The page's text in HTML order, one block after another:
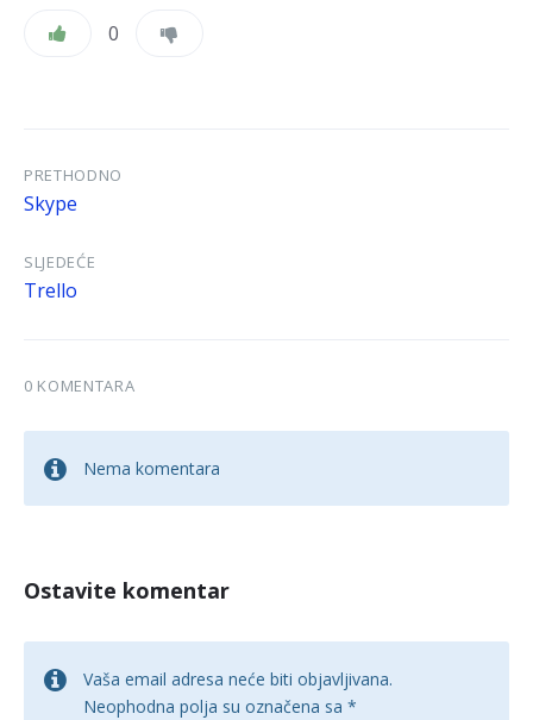
0
PRETHODNO
Skype
SLJEDEĆE
Trello
0 KOMENTARA
Nema komentara
Ostavite komentar
Vaša email adresa neće biti objavljivana.
Neophodna polja su označena sa *